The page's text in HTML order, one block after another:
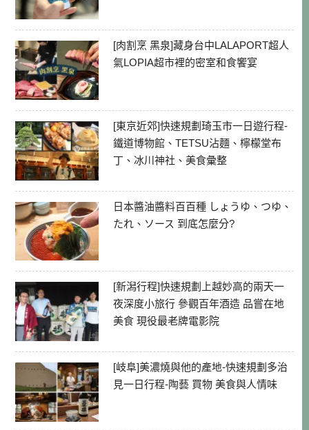
[肉割烹 黑泉]藏身台中LALAPORT超人
氣LOPIA超市裡的密室和食饗宴
[東京近郊]快速規劃琦玉市一日遊行程-
鐵道博物館、TETSU沾麵、檸檬堂布
丁、冰川神社、美食彙整
日本醬油醬料百百種 しょうゆ、つゆ、
たれ、ソース 到底怎麼分?
[新潟行程]快速規劃上越妙高的兩天一
夜深度小旅行 參觀百年酒造 品嘗在地
美食 現役最老牌電影院
[岐阜]美濃燒與他的產地-快速規劃多治
見一日行程-陶藝 買物 美食與人情味